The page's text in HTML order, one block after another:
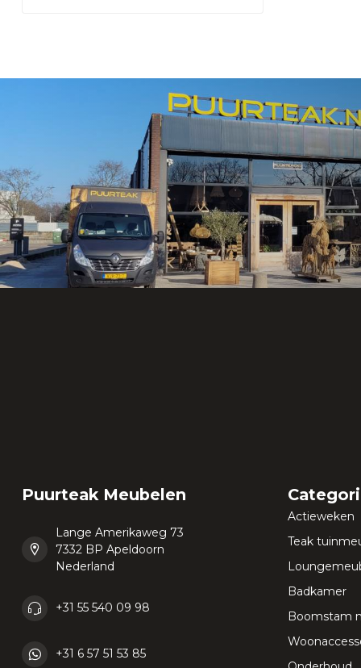
Puurteak Meubelen
Lange Amerikaweg 73
7332 BP Apeldoorn
Nederland
+31 55 540 09 98
+31 6 57 51 53 85
Actieweken
Teak
Badkamer
Boomstam